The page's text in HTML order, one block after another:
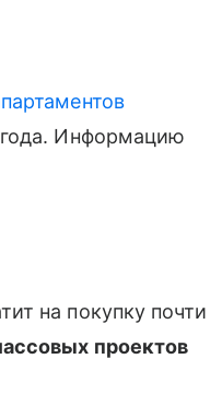
Информацию
на покупку почти
проектов